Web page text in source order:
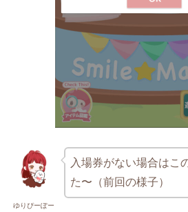
ゆりぴーぽー
入場券がない場合はこ
た〜（前回の様子）